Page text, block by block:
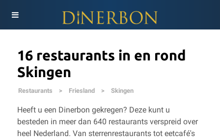
16 restaurants in en rond
Skingen
Restaurants > Friesland > Skingen
Heeft u een Dinerbon gekregen? Deze kunt u
besteden in meer dan 640 restaurants verspreid over
heel Nederland. Van sterrenrestaurants tot eetcafé's